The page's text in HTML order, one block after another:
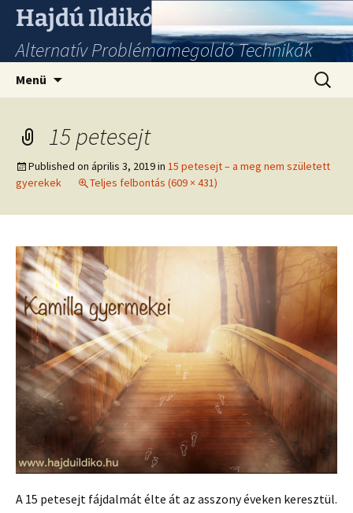
Hajdú Ildikó
Alternatív Problémamegoldó Technikák
Menü
15 petesejt
Published on április 3, 2019in 15 petesejt – a meg nem született
gyerekek
Teljes felbontás (609 × 431)
A 15 petesejt fájdalmát élte át az asszony éveken keresztül.